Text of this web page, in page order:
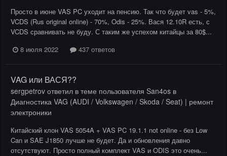
Просто в июне VAS PC уходит на пенсию. Так что будет vas - 5%,
VCDS (Rus original online) - 70%, Odis - 25%. Вася 12.10R есть, с
VCDS сравнивать не буду. С таким же успехом китайцы за 80$...
8 июля 2022
437 ответов
VAG или ВАСЯ??
sergpetrov ответил в теме пользователя San4os в
Диагностика VAG (AUDI / Volkswagen / Skoda / Seat) | ремонт
электроники
Китайский клон VAS 5054A + VAS PC 19.1.1 not online - без Low
Can и SAE J1850 лучше не будет. Да и обновления давно
отсутствуют. Просто полный комплект VAS и ODIS это очень...